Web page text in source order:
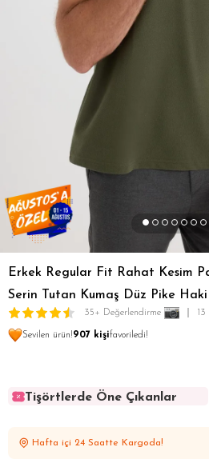
Erkek Regular Fit Rahat Kesim
Serin Tutan Kumaş Düz Pike
35+ Değerlendirme
Sevilen ürün!907 kişifavoriledi!
Tişörtlerde Öne Çıkanlar
Hafta içi 24 Saatte Kargoda!